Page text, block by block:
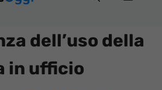
dell’uso della
in ufficio